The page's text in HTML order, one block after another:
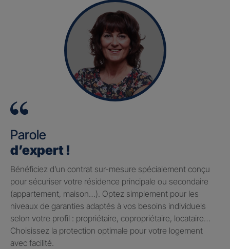
Parole
d’expert !
Bénéficiez d’un contrat sur-mesure spécialement conçu
pour sécuriser votre résidence principale ou secondaire
(appartement, maison…). Optez simplement pour les
niveaux de garanties adaptés à vos besoins individuels
selon votre profil : propriétaire, copropriétaire, locataire…
Choisissez la protection optimale pour votre logement
avec facilité.